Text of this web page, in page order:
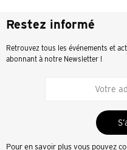
Restez informé
Retrouvez tous les événements et
abonnant à notre Newsletter !
Pour en savoir plus vous pouvez